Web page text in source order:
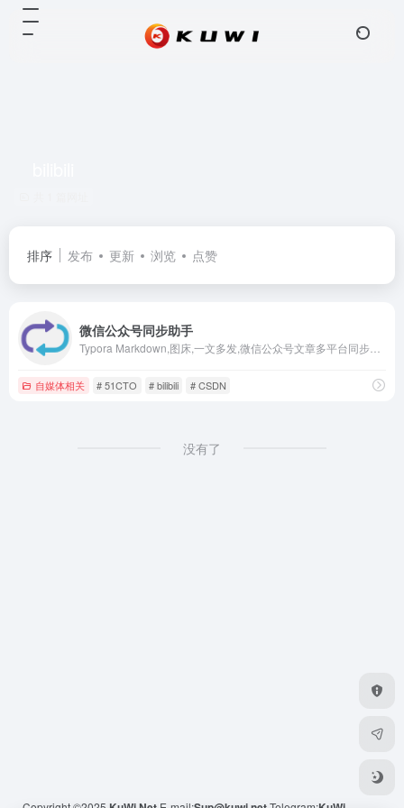
排序 发布 更新 浏览 点赞
微信公众号同步助手
自媒体相关 # 51CTO # bilibili # CSDN
没有了